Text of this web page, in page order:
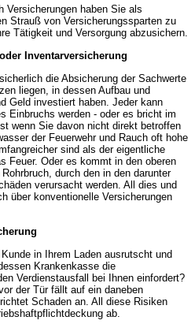
Versicherungen haben Sie als
Strauß von Versicherungssparten zu
Tätigkeit und Versorgung abzusichern.
Inventarversicherung
die Absicherung der Sachwerte
liegen, in dessen Aufbau und
Geld investiert haben. Jeder kann
Einbruchs werden - oder es bricht im
wenn Sie davon nicht direkt betroffen
der Feuerwehr und Rauch oft hohe
sind als der eigentliche
Feuer. Oder es kommt in den oberen
durch den in den darunter
verursacht werden. All dies und
über konventionelle Versicherungen
in Ihrem Laden ausrutscht und
Krankenkasse die
Verdienstausfall bei Ihnen einfordert?
der Tür fällt auf ein daneben
Schaden an. All diese Risiken
ab.